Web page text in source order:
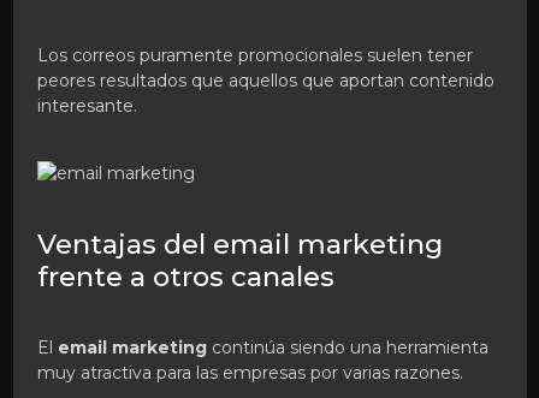
Los correos puramente promocionales suelen tener
peores resultados que aquellos que aportan contenido
interesante.
Ventajas del email marketing
frente a otros canales
El email marketingcontinúa siendo una herramienta
muy atractiva para las empresas por varias razones.